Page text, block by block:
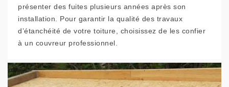
présenter des fuites plusieurs années après son
installation. Pour garantir la qualité des travaux
d’étanchéité de votre toiture, choisissez de les confier
à un couvreur professionnel.